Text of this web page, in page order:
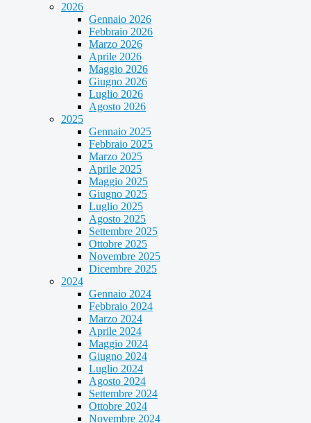
2026
Gennaio 2026
Febbraio 2026
Marzo 2026
Aprile 2026
Maggio 2026
Giugno 2026
Luglio 2026
Agosto 2026
2025
Gennaio 2025
Febbraio 2025
Marzo 2025
Aprile 2025
Maggio 2025
Giugno 2025
Luglio 2025
Agosto 2025
Settembre 2025
Ottobre 2025
Novembre 2025
Dicembre 2025
2024
Gennaio 2024
Febbraio 2024
Marzo 2024
Aprile 2024
Maggio 2024
Giugno 2024
Luglio 2024
Agosto 2024
Settembre 2024
Ottobre 2024
Novembre 2024